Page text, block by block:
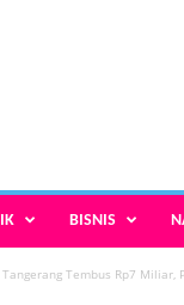
BISNIS
Tembus Rp7